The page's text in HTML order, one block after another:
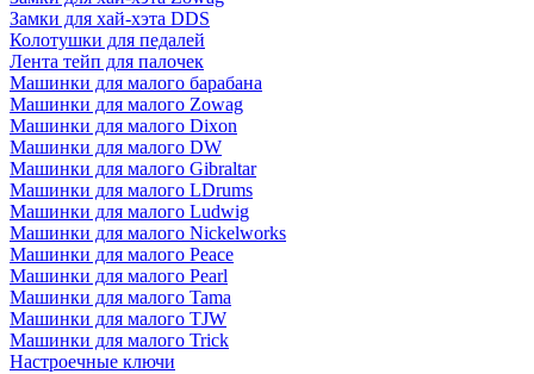
Замки для хай-хэта DDS
Колотушки для педалей
Лента тейп для палочек
Машинки для малого барабана
Машинки для малого Zowag
Машинки для малого Dixon
Машинки для малого DW
Машинки для малого Gibraltar
Машинки для малого LDrums
Машинки для малого Ludwig
Машинки для малого Nickelworks
Машинки для малого Peace
Машинки для малого Pearl
Машинки для малого Tama
Машинки для малого TJW
Машинки для малого Trick
Настроечные ключи